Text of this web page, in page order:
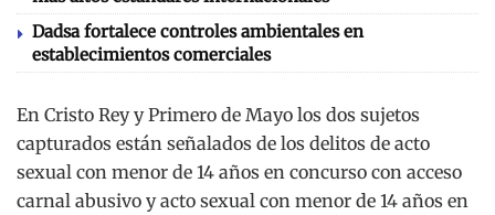
Dadsa fortalece controles ambientales en
establecimientos comerciales
En Cristo Rey y Primero de Mayo los dos sujetos
capturados están señalados de los delitos de acto
sexual con menor de 14 años en concurso con acceso
carnal abusivo y acto sexual con menor de 14 años en